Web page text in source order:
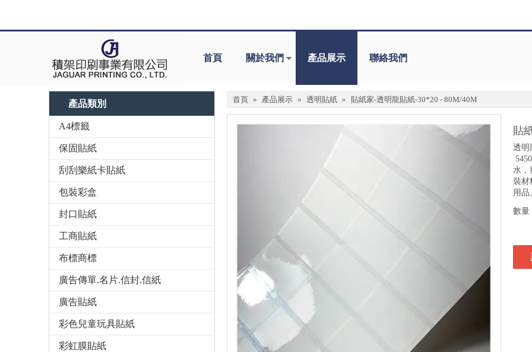
首頁 關於我們 產品展示 聯絡我們
產品類別
A4標籤
保固貼紙
刮刮樂紙卡貼紙
包裝彩盒
封口貼紙
工商貼紙
布標商標
廣告傳單.名片.信封.信紙
廣告貼紙
彩色兒童玩具貼紙
彩虹膜貼紙
首頁 » 產品展示 » 透明貼紙 » 貼紙家-透明龍貼紙-30*20 - 80M/40M
貼
透明
水，
裝材
用品
數量